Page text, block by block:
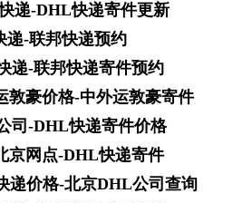
递-DHL快递寄件更新
递-联邦快递预约
递-联邦快递寄件预约
敦豪价格-中外运敦豪寄件
司-DHL快递寄件价格
京网点-DHL快递寄件
递价格-北京DHL公司查询